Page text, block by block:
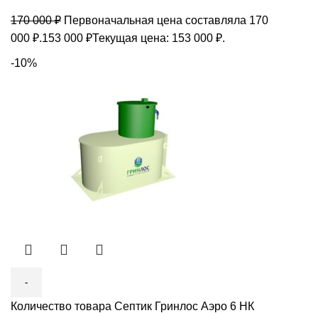
170 000₽ Первоначальная цена составляла 170
000 ₽.153 000 ₽Текущая цена: 153 000 ₽.
-10%
Количество товара Септик Гринлос Аэро 6 НК